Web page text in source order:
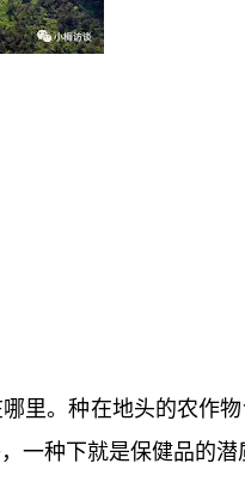
里。种在地头的农作
一种下就是保健品的
css
览(img.696i.net)